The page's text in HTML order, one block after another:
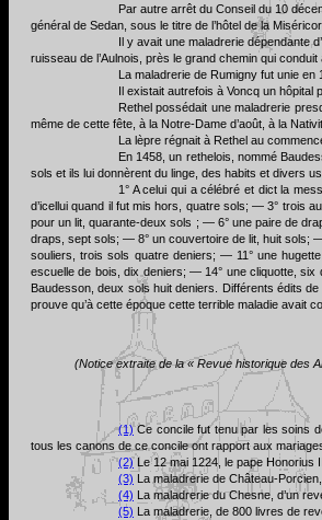
Par autre arrêt du Conseil du 10
général de Sedan, sous le titre de l’hôtel de la
Il y avait une maladrerie dépendante
ruisseau de l’Aulnois, près le grand chemin qui
La maladrerie de Rumigny fut unie
Il existait autrefois à Voncq un hôpital
Rethel possédait une maladrerie
même de cette fête, à la Notre-Dame d’août, à la
La lèpre régnait à Rethel au
En 1458, un rethelois, nommé
sols et ils lui donnèrent du linge, des habits et divers
1° A celui qui a célébré et dict la
d’icellui quand il fut mis hors, quatre sols; — 3° trois
pour un lit, quarante-deux sols ; — 6° une paire de
draps, sept sols; — 8° un couvertoire de lit, huit sols;
souliers, trois sols quatre deniers; — 11° une
escuelle de bois, dix deniers; — 14° une cliquotte, six
Baudesson, deux sols huit deniers. Différents édits
prouve qu’à cette époque cette terrible maladie avait
(Notice extraite de la « Revue historique des
(1)Ce concile fut tenu par les soins
tous les canons de ce concile ont rapport aux
(2)Le 12 mai 1224, le pape Honorius
(3) La maladrerie de Château-
(4) La maladrerie du Chesne, d’un
(5) La maladrerie, de 800 livres de